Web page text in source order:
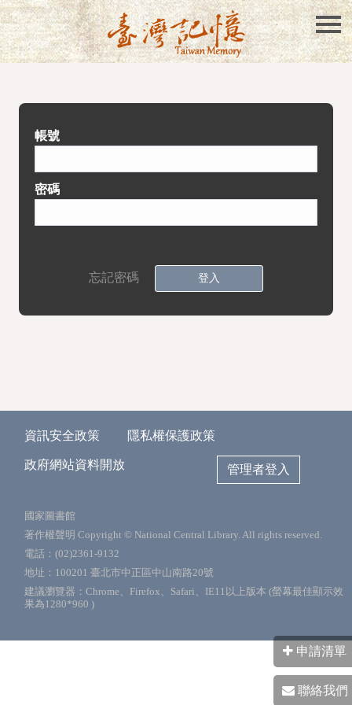
帳號
密碼
忘記密碼 登入
資訊安全政策 隱私權保護政策
政府網站資料開放 管理者登入
國家圖書館
著作權聲明 Copyright © National Central Library. All rights reserved.
電話：(02)2361-9132
地址：100201 臺北市中正區中山南路20號
建議瀏覽器：Chrome、Firefox、Safari、IE11以上版本 (螢幕最佳顯示效
果為1280*960 )
申請清單
聯絡我們